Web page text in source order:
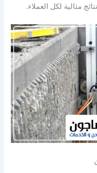
مثالية لكل العملاء.